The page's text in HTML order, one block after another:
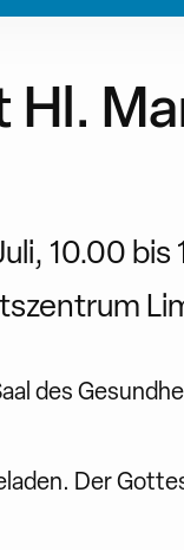
Hl.
10.00 bis
des
Der